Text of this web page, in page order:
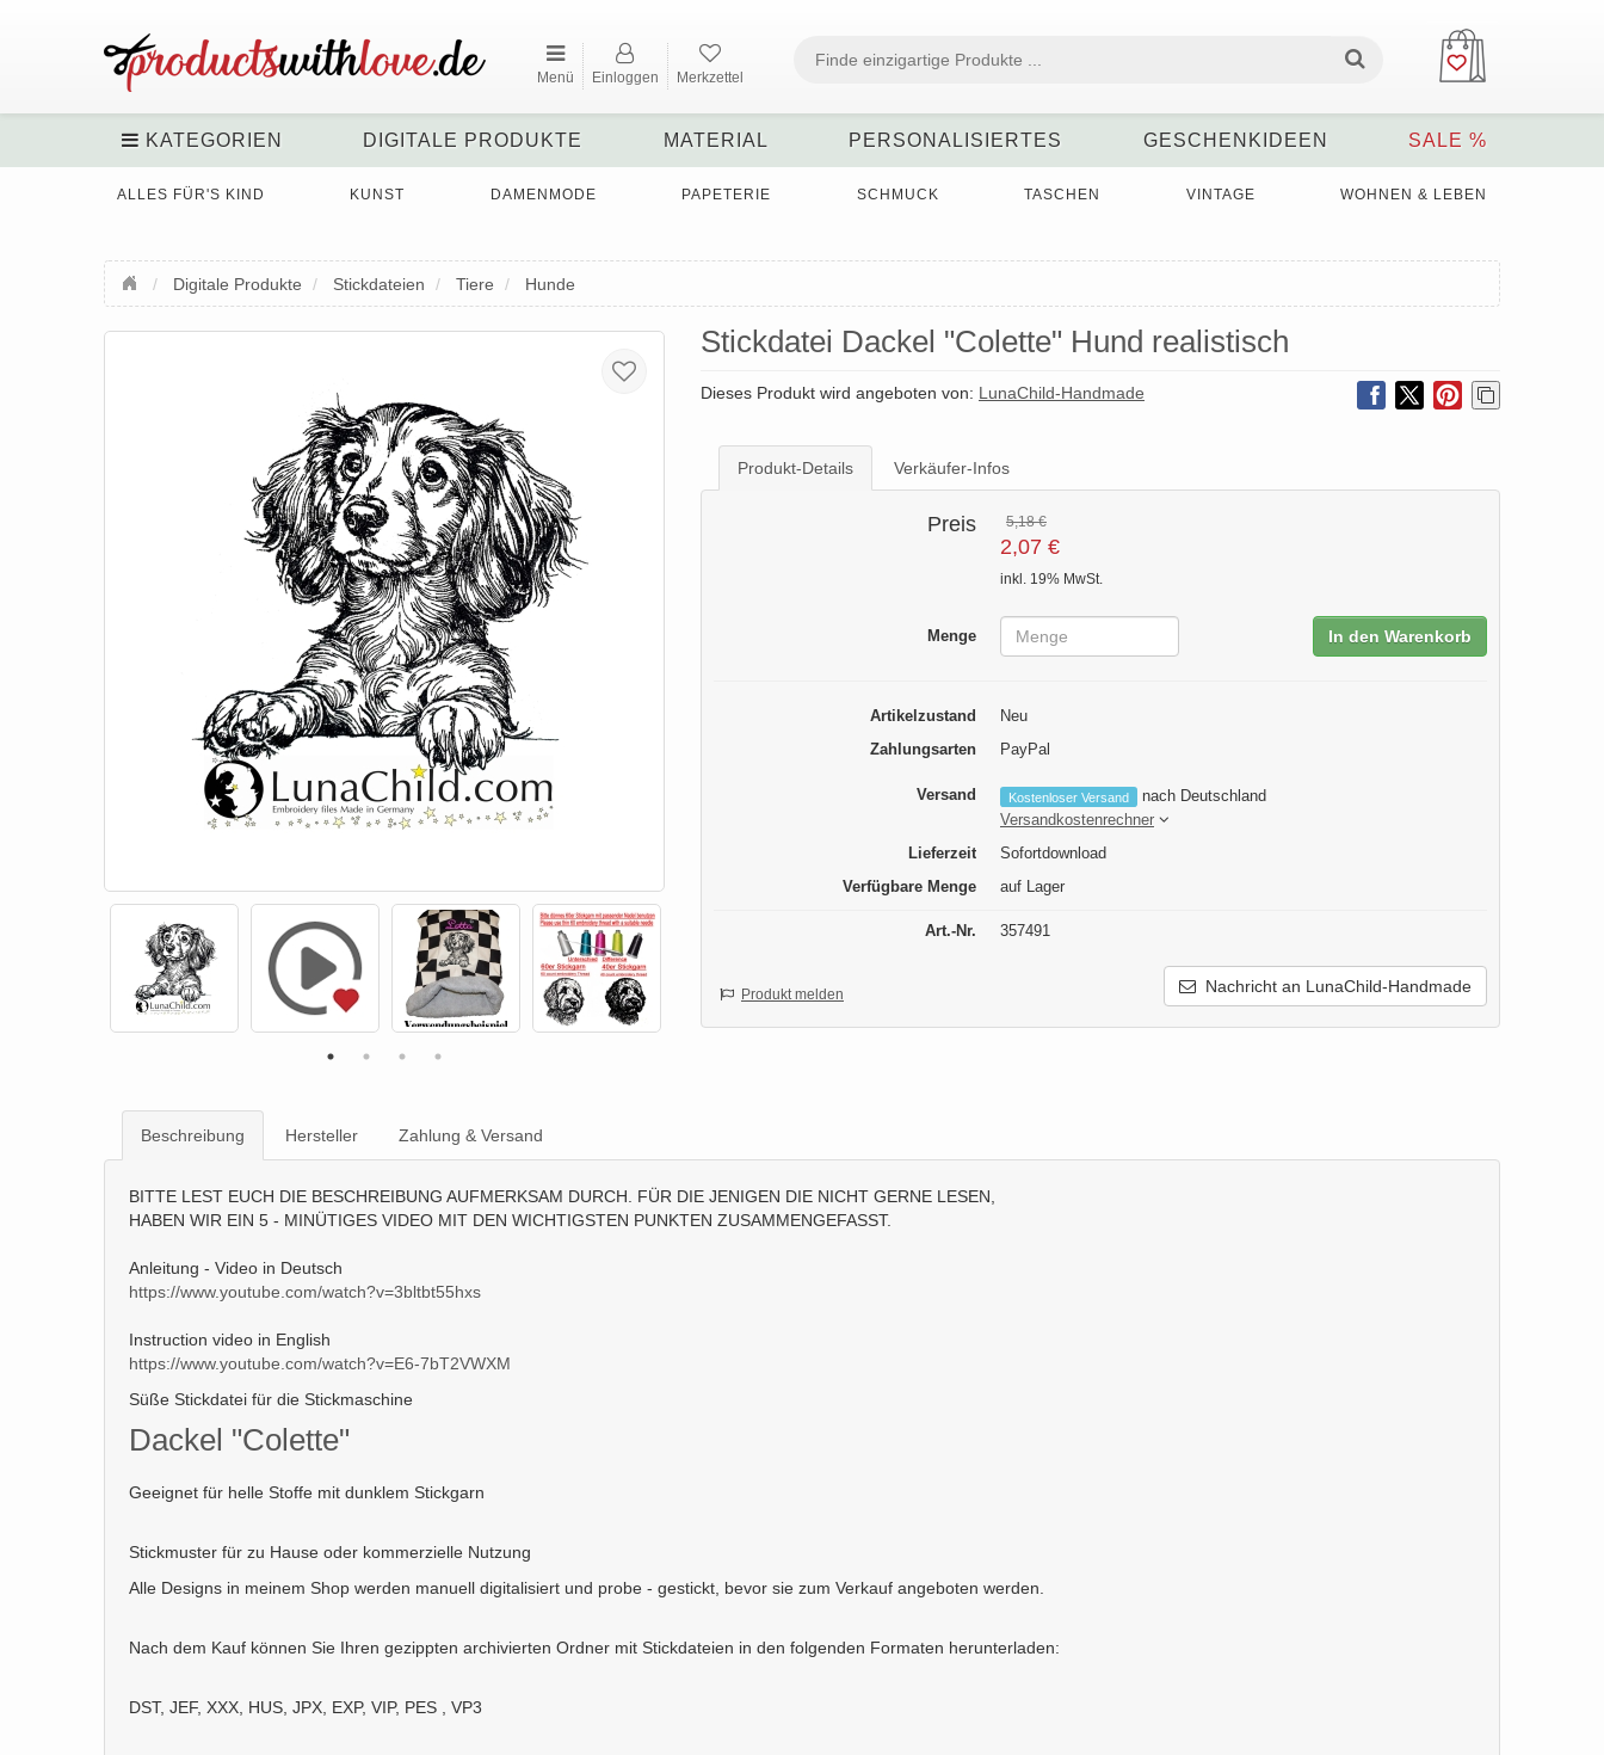
Menü Einloggen Merkzettel
KATEGORIEN DIGITALE PRODUKTE MATERIAL PERSONALISIERTES GESCHENKIDEEN SALE %
ALLES FÜR'S KIND KUNST DAMENMODE PAPETERIE SCHMUCK TASCHEN VINTAGE WOHNEN & LEBEN
Digitale Produkte Stickdateien Tiere Hunde
Stickdatei Dackel "Colette" Hund realistisch
Dieses Produkt wird angeboten von: LunaChild-Handmade
Produkt-Details Verkäufer-Infos
Preis 5,18 €
2,07 €
inkl. 19% MwSt.
Menge In den Warenkorb
Artikelzustand
Neu
Zahlungsarten
PayPal
Versand Kostenloser Versand
nach Deutschland
Versandkostenrechner
Lieferzeit
Sofortdownload
Verfügbare Menge
auf Lager
Art.-Nr. 357491
Nachricht an LunaChild-Handmade
Produkt melden
Beschreibung Hersteller Zahlung & Versand
BITTE LEST EUCH DIE BESCHREIBUNG AUFMERKSAM DURCH. FÜR DIE JENIGEN DIE NICHT GERNE LESEN,
HABEN WIR EIN 5 - MINÜTIGES VIDEO MIT DEN WICHTIGSTEN PUNKTEN ZUSAMMENGEFASST.
Anleitung - Video in Deutsch
https://www.youtube.com/watch?v=3bltbt55hxs
Instruction video in English
https://www.youtube.com/watch?v=E6-7bT2VWXM
Süße Stickdatei für die Stickmaschine
Dackel "Colette"
Geeignet für helle Stoffe mit dunklem Stickgarn
Stickmuster für zu Hause oder kommerzielle Nutzung
Alle Designs in meinem Shop werden manuell digitalisiert und probe - gestickt, bevor sie zum Verkauf angeboten werden.
Nach dem Kauf können Sie Ihren gezippten archivierten Ordner mit Stickdateien in den folgenden Formaten herunterladen:
DST, JEF, XXX, HUS, JPX, EXP, VIP, PES , VP3